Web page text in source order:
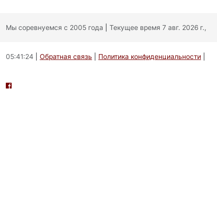
Мы соревнуемся с 2005 года Текущее время 7 авг. 2026 г.,
05:41:24 Обратная связь Политика конфиденциальности